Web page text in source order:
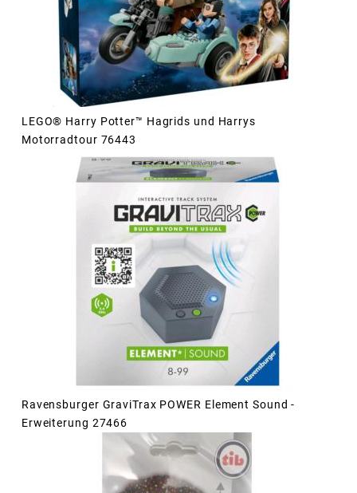
LEGO® Harry Potter™ Hagrids und Harrys
Motorradtour 76443
Ravensburger GraviTrax POWER Element Sound -
Erweiterung 27466